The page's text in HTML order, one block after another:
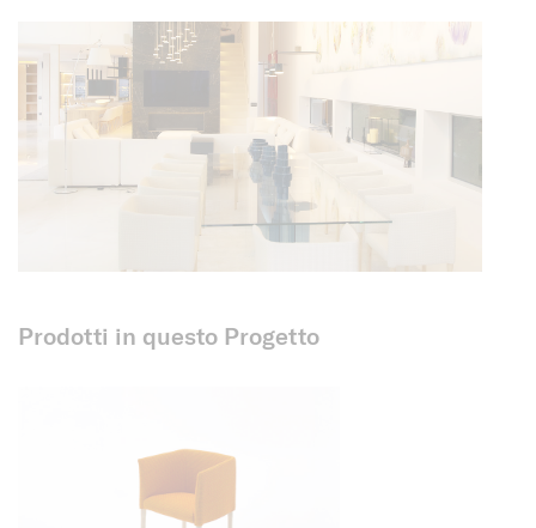
Prodotti in questo Progetto